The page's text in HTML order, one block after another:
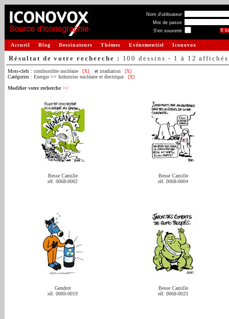
Nom d'utilisateur
Mot de passe
S'en souvenir
Accueil Blog Dessinateurs Thèmes Evénementiel Iconovox
Résultat de votre recherche : 100 dessins - 1 à 12 affichés
Mots-clefs : combustible nucléaire [X] et irradiation
[X]
Catégories : Energie >> Industries nucléaire et électrique
[X]
Modifier votre recherche >>
Besse Camille
réf. 0068-0002
Besse Camille
réf. 0068-0004
Gendrot
réf. 0069-0019
Besse Camille
réf. 0068-0023